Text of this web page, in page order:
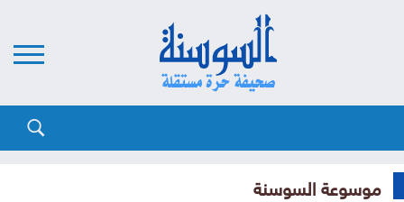
موسوعة السوسنة